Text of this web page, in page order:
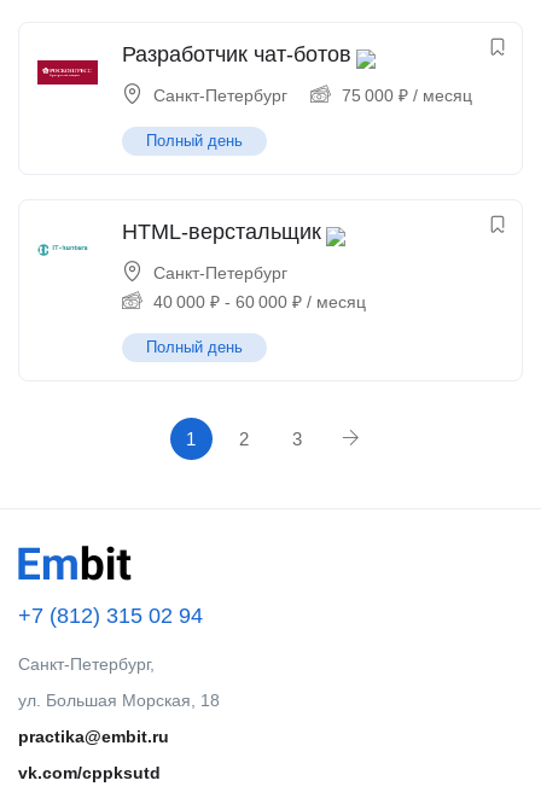
Разработчик чат-ботов
Санкт-Петербург 75 000 ₽ / месяц
Полный день
HTML-верстальщик
Санкт-Петербург
40 000 ₽ - 60 000 ₽ / месяц
Полный день
1 2 3
+7 (812) 315 02 94
Санкт-Петербург,
ул. Большая Морская, 18
practika@embit.ru
vk.com/cppksutd